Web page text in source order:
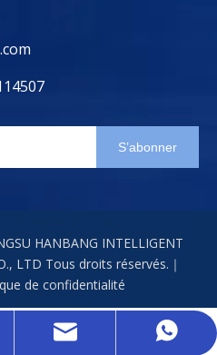
84759333
S’abonner
HANBANG INTELLIGENT
LTD Tous droits réservés.｜
de confidentialité